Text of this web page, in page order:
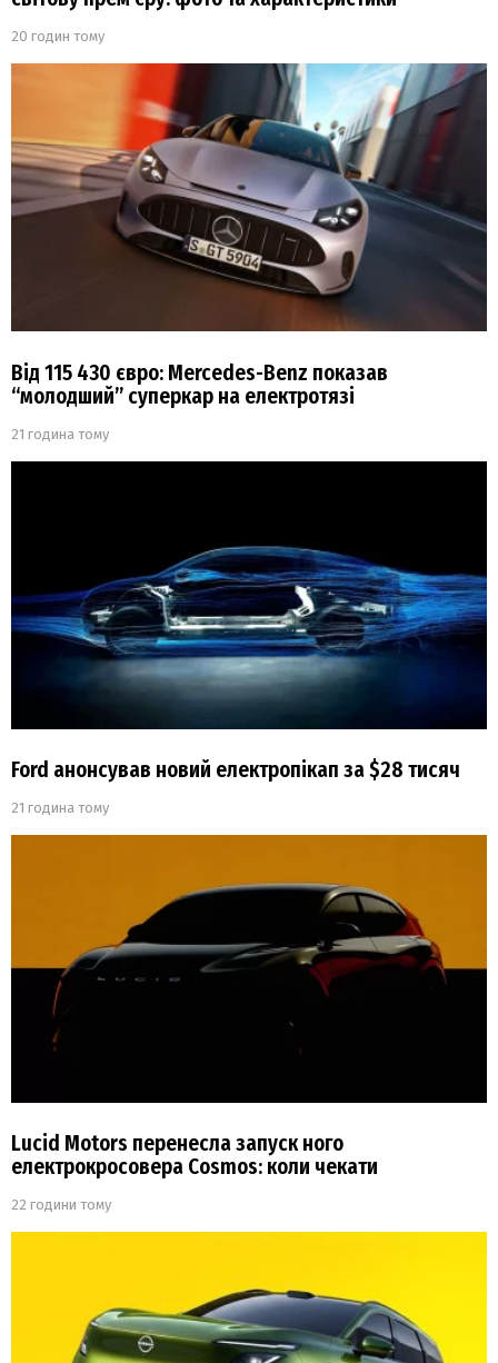
20 годин тому
Від 115 430 євро: Mercedes-Benz показав
“молодший” суперкар на електротязі
21 година тому
Ford анонсував новий електропікап за $28 тисяч
21 година тому
Lucid Motors перенесла запуск ного
електрокросовера Cosmos: коли чекати
22 години тому